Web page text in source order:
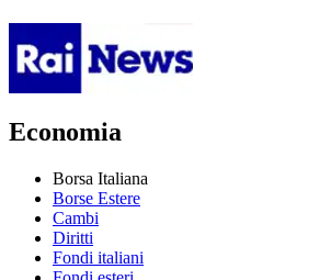
Economia
Borsa Italiana
Borse Estere
Cambi
Diritti
Fondi italiani